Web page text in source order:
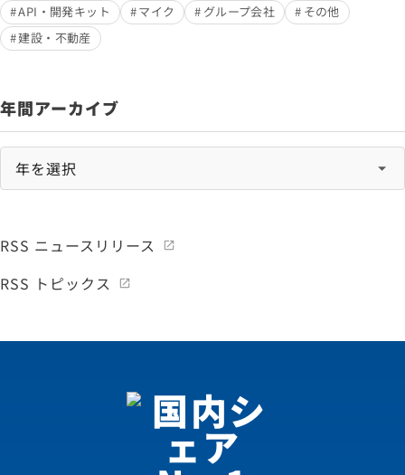
API・開発キット
マイク グループ会社
その他
建設・不動産
年間アーカイブ
RSS ニュースリリース
RSS トピックス